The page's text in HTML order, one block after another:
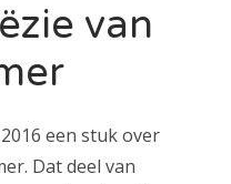
van
een stuk over
Dat deel van